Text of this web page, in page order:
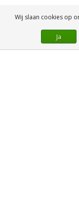
Wij slaan cookies op
Ja